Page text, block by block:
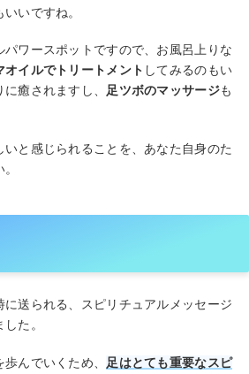
いですね。
パワースポットですので、お風呂上りな
オイルでトリートメント してみるのもい
癒されますし、 足ツボのマッサージも
と感じられることを、あなた自身のた
送られる、スピリチュアルメッセージ
た。
んでいくため、
足はとても重要なスピ